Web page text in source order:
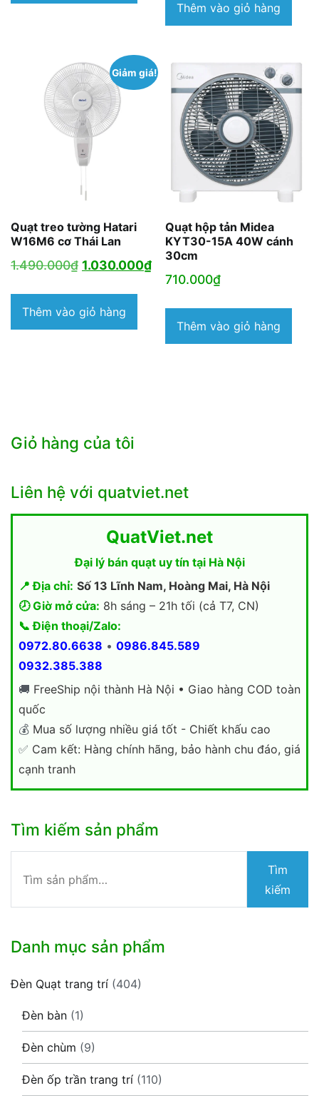
3.490.000₫.
tại
là:
Thêm vào giỏ hàng
Giảm giá!
Quạt treo tường Hatari
W16M6 cơ Thái Lan
1.490.000₫ Giá
là:
1.490.000₫.
1.030.000₫Giá
hiện
tại
Thêm vào giỏ hàng
Quạt hộp tản Midea
KYT30-15A 40W cánh
30cm
710.000₫
Thêm vào giỏ hàng
Giỏ hàng của tôi
Liên hệ với quatviet.net
QuatViet.net
Đại lý bán quạt uy tín tại Hà Nội
📍 Địa chỉ: Số 13 Lĩnh Nam, Hoàng Mai, Hà Nội
🕗 Giờ mở cửa: 8h sáng – 21h tối (cả T7, CN)
📞 Điện thoại/Zalo:
0972.80.6638 • 0986.845.589
0932.385.388
🚚 FreeShip nội thành Hà Nội • Giao hàng COD toàn
quốc
💰 Mua số lượng nhiều giá tốt - Chiết khấu cao
✅ Cam kết: Hàng chính hãng, bảo hành chu đáo, giá
cạnh tranh
Tìm kiếm sản phẩm
kiếm:
Tìm
kiếm
Danh mục sản phẩm
Đèn Quạt trang trí (404)
Đèn bàn (1)
Đèn chùm (9)
Đèn ốp trần trang trí (110)